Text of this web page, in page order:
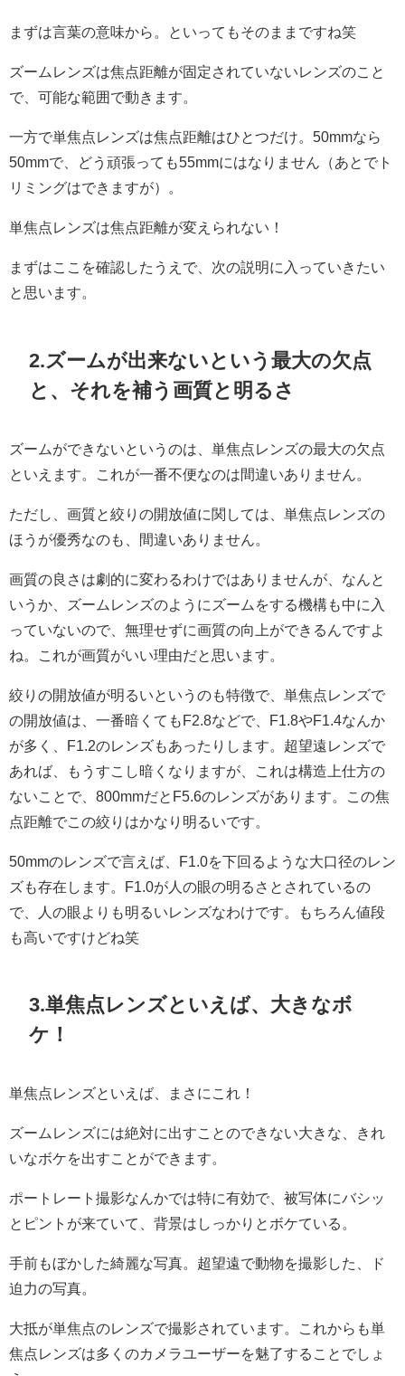
まずは言葉の意味から。といってもそのままですね笑
ズームレンズは焦点距離が固定されていないレンズのこと
で、可能な範囲で動きます。
一方で単焦点レンズは焦点距離はひとつだけ。50mmなら
50mmで、どう頑張っても55mmにはなりません（あとでト
リミングはできますが）。
単焦点レンズは焦点距離が変えられない！
まずはここを確認したうえで、次の説明に入っていきたい
と思います。
2.ズームが出来ないという最大の欠点
と、それを補う画質と明るさ
ズームができないというのは、単焦点レンズの最大の欠点
といえます。これが一番不便なのは間違いありません。
ただし、画質と絞りの開放値に関しては、単焦点レンズの
ほうが優秀なのも、間違いありません。
画質の良さは劇的に変わるわけではありませんが、なんと
いうか、ズームレンズのようにズームをする機構も中に入
っていないので、無理せずに画質の向上ができるんですよ
ね。これが画質がいい理由だと思います。
絞りの開放値が明るいというのも特徴で、単焦点レンズで
の開放値は、一番暗くてもF2.8などで、F1.8やF1.4なんか
が多く、F1.2のレンズもあったりします。超望遠レンズで
あれば、もうすこし暗くなりますが、これは構造上仕方の
ないことで、800mmだとF5.6のレンズがあります。この焦
点距離でこの絞りはかなり明るいです。
50mmのレンズで言えば、F1.0を下回るような大口径のレン
ズも存在します。F1.0が人の眼の明るさとされているの
で、人の眼よりも明るいレンズなわけです。もちろん値段
も高いですけどね笑
3.単焦点レンズといえば、大きなボ
ケ！
単焦点レンズといえば、まさにこれ！
ズームレンズには絶対に出すことのできない大きな、きれ
いなボケを出すことができます。
ポートレート撮影なんかでは特に有効で、被写体にバシッ
とピントが来ていて、背景はしっかりとボケている。
手前もぼかした綺麗な写真。超望遠で動物を撮影した、ド
迫力の写真。
大抵が単焦点のレンズで撮影されています。これからも単
焦点レンズは多くのカメラユーザーを魅了することでしょ